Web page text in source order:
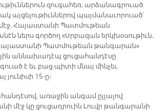
զուգահեռ, արձանագրուած
այցելութիւններով պայմանաւորուած՝
Հայաստանի Պատմութեան
ներս գործող «Սրբազան երկխօսութիւն․
Հայաստանի Պատմութեան թանգարան»
աննախադէպ ցուցահանդէսը
է եւ բաց պիտի մնայ մինչեւ
յունիսի 15-ը։
առաջին անգամ ըլլալով
մէջ կը ցուցադրուին Լուվր թանգարանի